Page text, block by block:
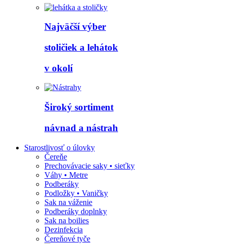
Najväčší výber
stoličiek a lehátok
v okolí
Široký sortiment
návnad a nástrah
Starostlivosť o úlovky
Čereňe
Prechovávacie saky • sieťky
Váhy • Metre
Podberáky
Podložky • Vaničky
Sak na váženie
Podberáky doplnky
Sak na boilies
Dezinfekcia
Čereňové tyče